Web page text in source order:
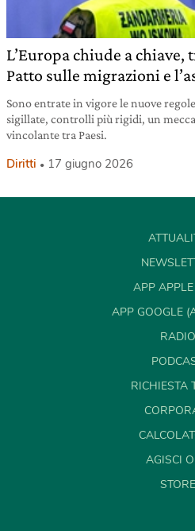
L’Europa chiude a
Patto sulle migrazioni e
Sono entrate in vigore le nuove
sigillate, controlli più rigidi, un
vincolante tra Paesi.
Diritti 17 giugno 2026
APP
APP GOOGLE
RADIO
RICHIESTA
AGISCI
STORE